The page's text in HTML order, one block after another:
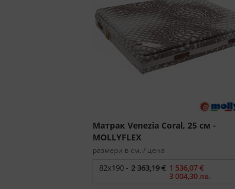
Матрак Venezia Coral, 25 см -
MOLLYFLEX
размери в см. / цена
82x190 - 2 363,19 € 1 536,07 €
3 004,30 лв.